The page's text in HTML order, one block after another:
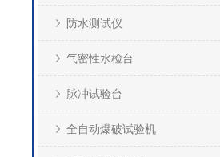
防水测试仪
气密性水检台
脉冲试验台
全自动爆破试验机